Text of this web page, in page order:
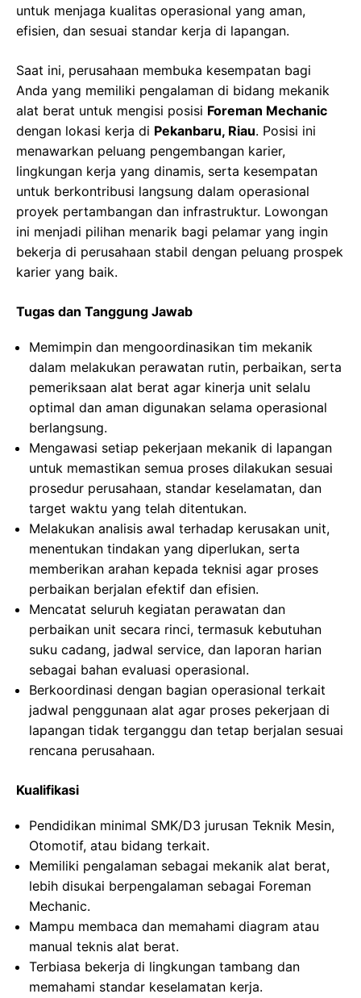
untuk menjaga kualitas operasional yang aman,
efisien, dan sesuai standar kerja di lapangan.
Saat ini, perusahaan membuka kesempatan bagi
Anda yang memiliki pengalaman di bidang mekanik
alat berat untuk mengisi posisi Foreman Mechanic
dengan lokasi kerja di Pekanbaru, Riau. Posisi ini
menawarkan peluang pengembangan karier,
lingkungan kerja yang dinamis, serta kesempatan
untuk berkontribusi langsung dalam operasional
proyek pertambangan dan infrastruktur. Lowongan
ini menjadi pilihan menarik bagi pelamar yang ingin
bekerja di perusahaan stabil dengan peluang prospek
karier yang baik.
Tugas dan Tanggung Jawab
Memimpin dan mengoordinasikan tim mekanik
dalam melakukan perawatan rutin, perbaikan, serta
pemeriksaan alat berat agar kinerja unit selalu
optimal dan aman digunakan selama operasional
berlangsung.
Mengawasi setiap pekerjaan mekanik di lapangan
untuk memastikan semua proses dilakukan sesuai
prosedur perusahaan, standar keselamatan, dan
target waktu yang telah ditentukan.
Melakukan analisis awal terhadap kerusakan unit,
menentukan tindakan yang diperlukan, serta
memberikan arahan kepada teknisi agar proses
perbaikan berjalan efektif dan efisien.
Mencatat seluruh kegiatan perawatan dan
perbaikan unit secara rinci, termasuk kebutuhan
suku cadang, jadwal service, dan laporan harian
sebagai bahan evaluasi operasional.
Berkoordinasi dengan bagian operasional terkait
jadwal penggunaan alat agar proses pekerjaan di
lapangan tidak terganggu dan tetap berjalan sesuai
rencana perusahaan.
Kualifikasi
Pendidikan minimal SMK/D3 jurusan Teknik Mesin,
Otomotif, atau bidang terkait.
Memiliki pengalaman sebagai mekanik alat berat,
lebih disukai berpengalaman sebagai Foreman
Mechanic.
Mampu membaca dan memahami diagram atau
manual teknis alat berat.
Terbiasa bekerja di lingkungan tambang dan
memahami standar keselamatan kerja.